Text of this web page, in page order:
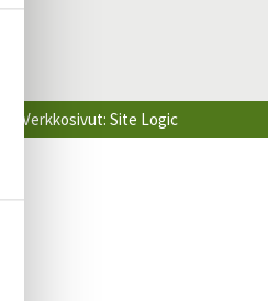
Verkkosivut: Site Logic